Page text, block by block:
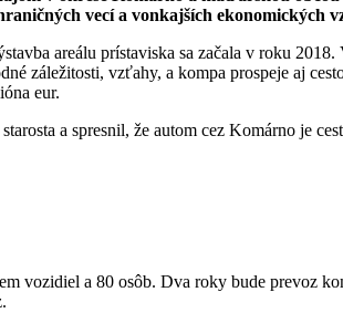
vecí a vonkajších ekonomických
areálu prístaviska sa začala v roku
záležitosti, vzťahy, a kompa prospeje aj
eur.
a spresnil, že autom cez Komárno je
vozidiel a 80 osôb. Dva roky bude prevoz